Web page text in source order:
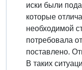
иски были
которые
необходимой
потребовала
поставлено.
В таких